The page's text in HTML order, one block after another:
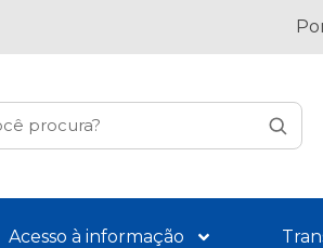
Acesso à informação